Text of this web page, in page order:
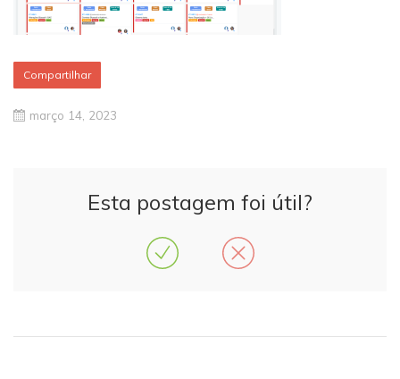
Compartilhar
março 14, 2023
Esta postagem foi útil?